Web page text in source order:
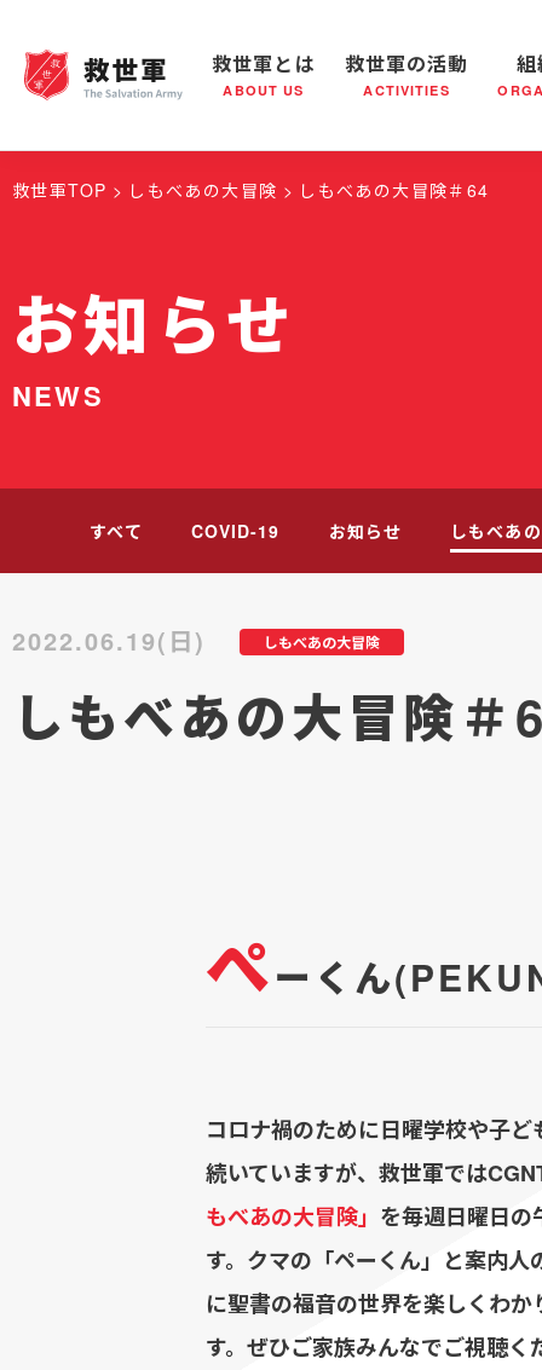
救世軍とは
ABOUT US
救世軍とは 世界が抱えている社会問題 救世軍
救世軍の活動
ACTIVITIES
救世軍の活動 社会鍋
組織概要
救世軍TOP しもべあの大冒険 しもべあの大冒険＃64
お知らせ
NEWS
すべて COVID-19 お知らせ しもべあ
しもべあの大冒険
2022.06.19(日)
しもべあの大冒険＃
ぺーくん
コロナ禍のために日曜学校や子
続いていますが、救世軍では
もべあの大冒険」 を毎週日曜日の
す。クマの「ペーくん」と案内
に聖書の福音の世界を楽しくわ
す。ぜひご家族みんなでご視聴く